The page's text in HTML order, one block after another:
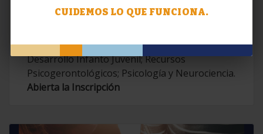
CUIDEMOS LO QUE FUNCIONA.
Extensión. Diplomaturas 2026.
Contemporáneas; Problemáticas en el
Desarrollo Infanto Juvenil; Recursos
Psicogerontológicos; Psicología y Neurociencia.
Abierta la Inscripción